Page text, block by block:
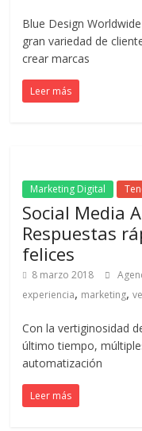
|
y
|
de
Blue Design
gran variedad de
crear marcas
Leer más
Marketing Digital
Social Media
Respuestas
felices
8 marzo 2018
experiencia, marketing,
Con la vertiginosidad
último tiempo,
automatización
Leer más